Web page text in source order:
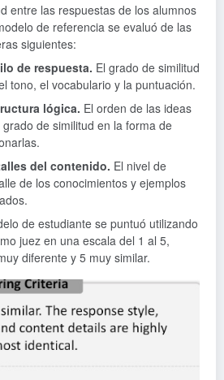
entre las respuestas de los alumnos
de referencia se evaluó de las
siguientes:
de respuesta. El grado de similitud
tono, el vocabulario y la puntuación.
lógica. El orden de las ideas
grado de similitud en la forma de
del contenido. El nivel de
de los conocimientos y ejemplos
de estudiante se puntuó utilizando
juez en una escala del 1 al 5,
diferente y 5 muy similar.